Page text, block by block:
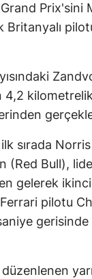
Prix'sini
Britanyalı
4,2
ilk sırada
(Red Bull),
gelerek
pilotu